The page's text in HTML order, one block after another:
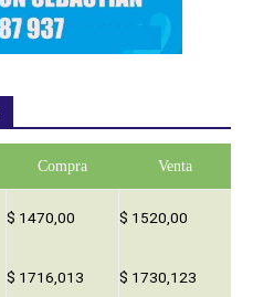
Compra Venta
$ 1470,00 $ 1520,00
$ 1716,013 $ 1730,123